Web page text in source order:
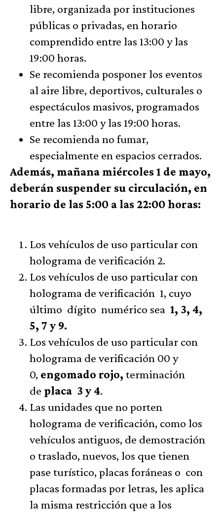
libre, organizada por instituciones
públicas o privadas, en horario
comprendido entre las 13:00 y las
19:00 horas.
Se recomienda posponer los eventos
al aire libre, deportivos, culturales o
espectáculos masivos, programados
entre las 13:00 y las 19:00 horas.
Se recomienda no fumar,
especialmente en espacios cerrados.
Además, mañana miércoles 1 de mayo,
deberán suspender su circulación, en
horario de las 5:00 a las 22:00 horas:
Los vehículos de uso particular con
holograma de verificación 2.
Los vehículos de uso particular con
holograma de verificación 1, cuyo
último dígito numérico sea 1, 3, 4,
5, 7 y 9.
Los vehículos de uso particular con
holograma de verificación 00 y
0, engomado rojo, terminación
de placa 3 y 4.
Las unidades que no porten
holograma de verificación, como los
vehículos antiguos, de demostración
o traslado, nuevos, los que tienen
pase turístico, placas foráneas o con
placas formadas por letras, les aplica
la misma restricción que a los